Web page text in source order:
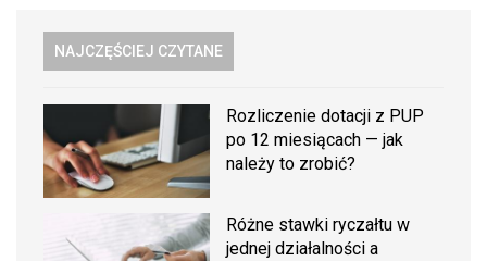
NAJCZĘŚCIEJ CZYTANE
Rozliczenie dotacji z PUP
po 12 miesiącach — jak
należy to zrobić?
Różne stawki ryczałtu w
jednej działalności a